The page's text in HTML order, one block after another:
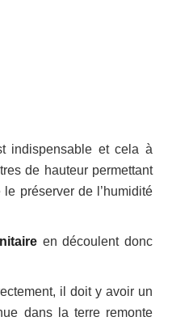
indispensable et cela à
de hauteur permettant
préserver de l’humidité
en découlent donc
il doit y avoir un
dans la terre remonte